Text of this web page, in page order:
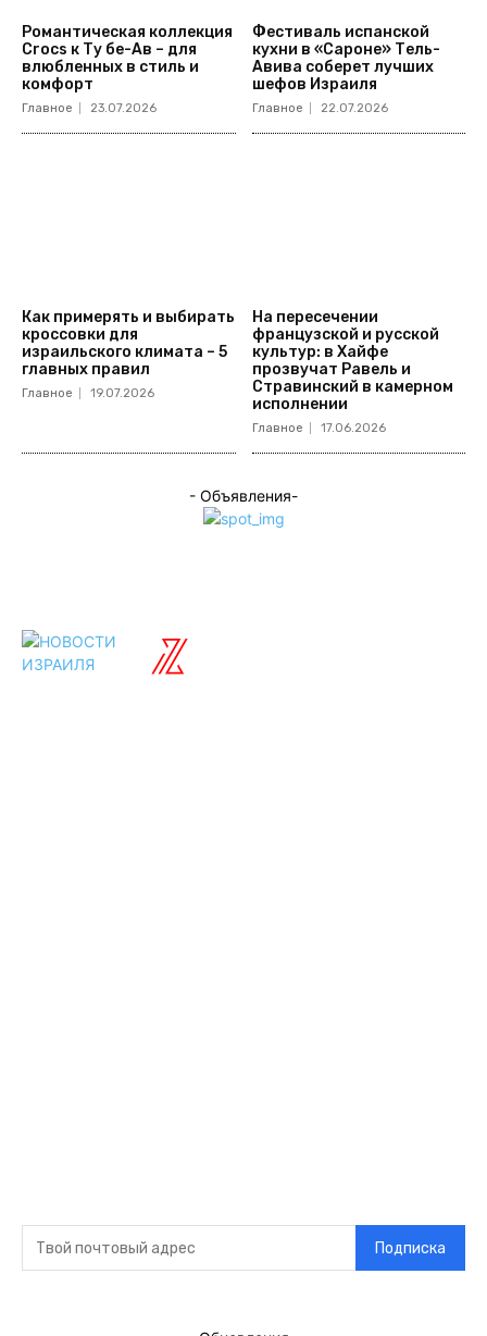
Романтическая коллекция
Crocs к Ту бе-Ав – для
влюбленных в стиль и
комфорт
Главное 23.07.2026
Фестиваль испанской
кухни в «Сароне» Тель-
Авива соберет лучших
шефов Израиля
Главное 22.07.2026
Как примерять и выбирать
кроссовки для
израильского климата – 5
главных правил
Главное 19.07.2026
На пересечении
французской и русской
культур: в Хайфе
прозвучат Равель и
Стравинский в камерном
исполнении
Главное 17.06.2026
- Объявления-
Подписка